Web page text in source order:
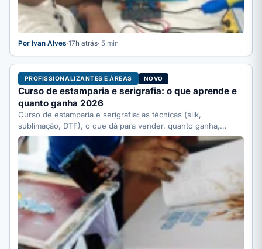
Por Ivan Alves·17h atrás· 5 min
PROFISSIONALIZANTES E ÁREAS NOVO
Curso de estamparia e serigrafia: o que aprende e
quanto ganha 2026
Curso de estamparia e serigrafia: as técnicas (silk,
sublimação, DTF), o que dá para vender, quanto ganha,
quanto…